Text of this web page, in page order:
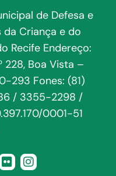
de Defesa e
Criança e do
Recife Endereço:
228, Boa Vista –
293 Fones: (81)
/ 3355-2298 /
0001-51